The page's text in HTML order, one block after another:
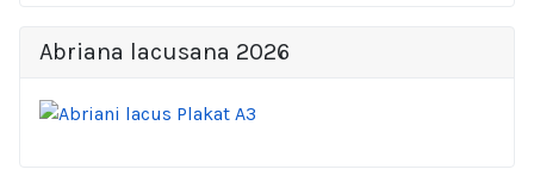
Abriana lacusana 2026